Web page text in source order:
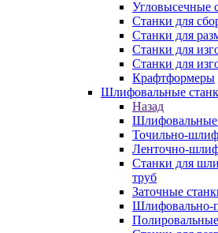
Угловысечные
Станки для
Станки для
Станки для
Станки для
Крафтформеры
Шлифовальные
Назад
Шлифовальные
Точильно-
Ленточно-
Станки для
труб
Заточные
Шлифовально-